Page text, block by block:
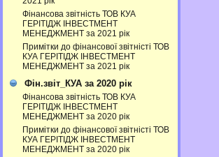
Фінансова звітність ТОВ КУА
ГЕРІТІДЖ ІНВЕСТМЕНТ
МЕНЕДЖМЕНТ за 2021 рік
Примітки до фінансової звітністі ТОВ
КУА ГЕРІТІДЖ ІНВЕСТМЕНТ
МЕНЕДЖМЕНТ за 2021 рік
Фін.звіт_КУА за 2020 рік
Фінансова звітність ТОВ КУА
ГЕРІТІДЖ ІНВЕСТМЕНТ
МЕНЕДЖМЕНТ за 2020 рік
Примітки до фінансової звітністі ТОВ
КУА ГЕРІТІДЖ ІНВЕСТМЕНТ
МЕНЕДЖМЕНТ за 2020 рік